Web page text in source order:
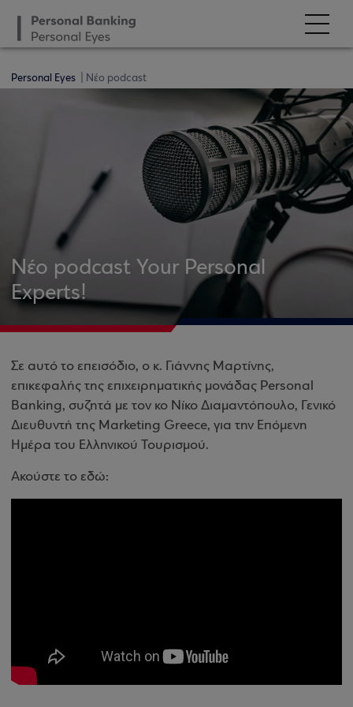
Personal Eyes Νέο podcast
Νέο podcast Your Personal
Experts!
Σε αυτό το επεισόδιο, ο κ. Γιάννης Μαρτίνης,
επικεφαλής της επιχειρηματικής μονάδας Personal
Banking, συζητά με τον κο Νίκο Διαμαντόπουλο, Γενικό
Διευθυντή της Marketing Greece, για την Επόμενη
Ημέρα του Ελληνικού Τουρισμού.
Ακούστε το εδώ: